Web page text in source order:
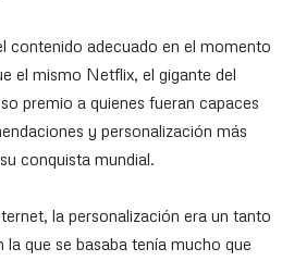
contenido adecuado en el momento
el mismo Netflix, el gigante del
premio a quienes fueran capaces
y personalización más
conquista mundial.
la personalización era un tanto
la que se basaba tenía mucho que